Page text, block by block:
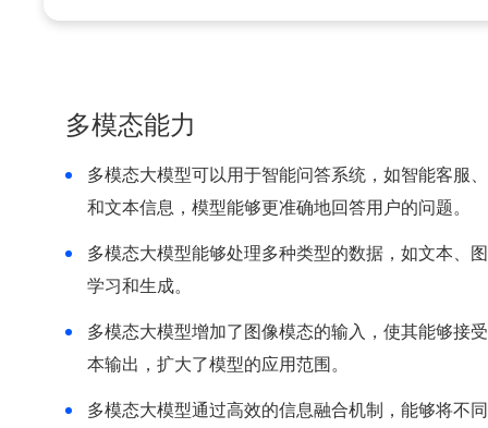
多模态能力
多模态大模型可以用于智能问答系统，如智能客服
和文本信息，模型能够更准确地回答用户的问题。
多模态大模型能够处理多种类型的数据，如文本、
学习和生成。
多模态大模型增加了图像模态的输入，使其能够接
本输出，扩大了模型的应用范围。
多模态大模型通过高效的信息融合机制，能够将不